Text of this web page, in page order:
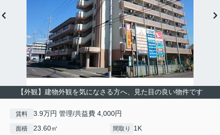
【外観】建物外観を気になさる方へ、見た目の良い物件です
賃料 3.9万円 管理/共益費 4,000円
面積 23.60㎡ 間取り 1K